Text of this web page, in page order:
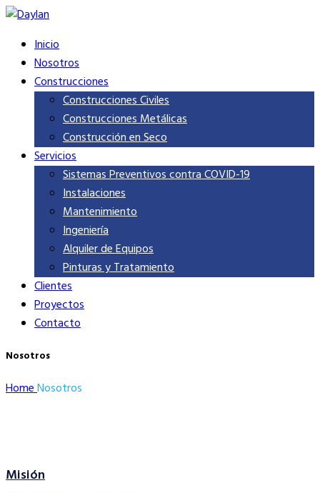
Inicio
Nosotros
Construcciones
Construcciones Civiles
Construcciones Metálicas
Construcción en Seco
Servicios
Sistemas Preventivos contra COVID-19
Instalaciones
Mantenimiento
Ingeniería
Alquiler de Equipos
Pinturas y Tratamiento
Clientes
Proyectos
Contacto
Nosotros
HomeNosotros
Misión